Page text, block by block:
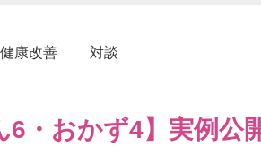
健康改善 対談
6・おかず4】実例